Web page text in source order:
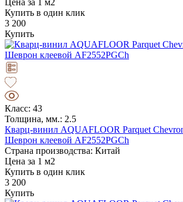
Купить в один клик
3 200
Купить
Класс: 43
Толщина, мм.: 2.5
Кварц-винил AQUAFLOOR Parquet
Шеврон клеевой AF2552PGCh
Страна производства: Китай
Цена за 1 м2
Купить в один клик
3 200
Купить